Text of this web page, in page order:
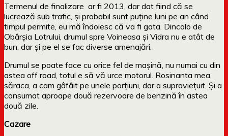
Termenul de finalizare ar fi 2013, dar dat fiind că se
lucrează sub trafic, și probabil sunt puține luni pe an când
timpul permite, eu mă îndoiesc că va fi gata. Dincolo de
Obârșia Lotrului, drumul spre Voineasa și Vidra nu e atât de
bun, dar și pe el se fac diverse amenajări.
Drumul se poate face cu orice fel de mașină, nu numai cu din
astea off road, totul e să vă urce motorul. Rosinanta mea,
săraca, a cam gâfâit pe unele porțiuni, dar a supraviețuit. Și a
consumat aproape două rezervoare de benzină în astea
două zile.
Cazare